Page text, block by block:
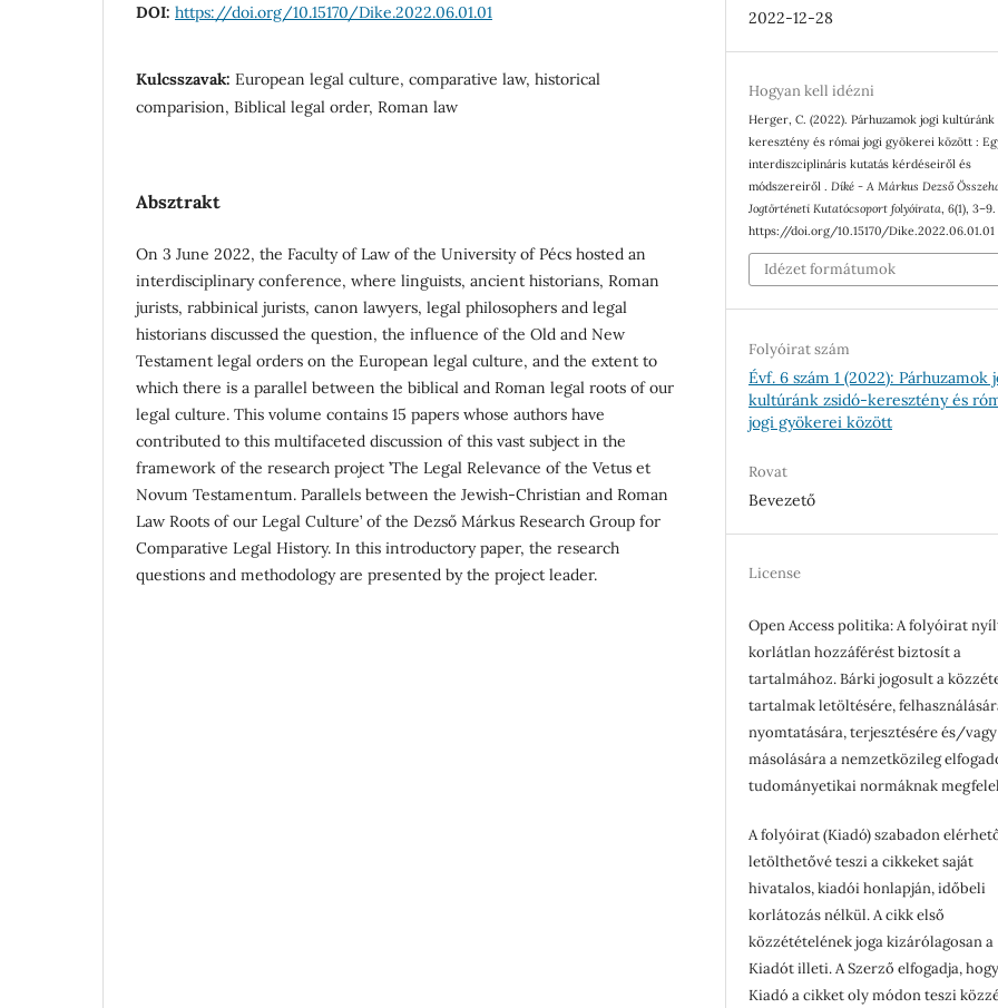
DOI: https://doi.org/10.15170/Dike.2022.06.01.01
Kulcsszavak: European legal culture, comparative law, historical
comparision, Biblical legal order, Roman law
Absztrakt
On 3 June 2022, the Faculty of Law of the University of Pécs hosted an
interdisciplinary conference, where linguists, ancient historians, Roman
jurists, rabbinical jurists, canon lawyers, legal philosophers and legal
historians discussed the question, the influence of the Old and New
Testament legal orders on the European legal culture, and the extent to
which there is a parallel between the biblical and Roman legal roots of our
legal culture. This volume contains 15 papers whose authors have
contributed to this multifaceted discussion of this vast subject in the
framework of the research project ’The Legal Relevance of the Vetus et
Novum Testamentum. Parallels between the Jewish-Christian and Roman
Law Roots of our Legal Culture’ of the Dezső Márkus Research Group for
Comparative Legal History. In this introductory paper, the research
questions and methodology are presented by the project leader.
2022-12-28
Hogyan kell idézni
Herger, C. (2022). Párhuzamok jogi
keresztény és római jogi gyökerei között :
interdiszciplináris kutatás kérdéseiről és
módszereiről .Díké - A Márkus Dezső
Jogtörténeti Kutatócsoport folyóirata,6(1), 3–9.
https://doi.org/10.15170/Dike.2022.06.01.01
Idézet formátumok
Folyóirat szám
Évf. 6 szám 1 (2022): Párhuzamok
kultúránk zsidó-keresztény és
jogi gyökerei között
Rovat
Bevezető
License
Open Access politika: A folyóirat
korlátlan hozzáférést biztosít a
tartalmához. Bárki jogosult a
tartalmak letöltésére,
nyomtatására, terjesztésére és/vagy
másolására a nemzetközileg
tudományetikai normáknak
A folyóirat (Kiadó) szabadon
letölthetővé teszi a cikkeket saját
hivatalos, kiadói honlapján, időbeli
korlátozás nélkül. A cikk első
közzétételének joga kizárólagosan a
Kiadót illeti. A Szerző elfogadja,
Kiadó a cikket oly módon teszi